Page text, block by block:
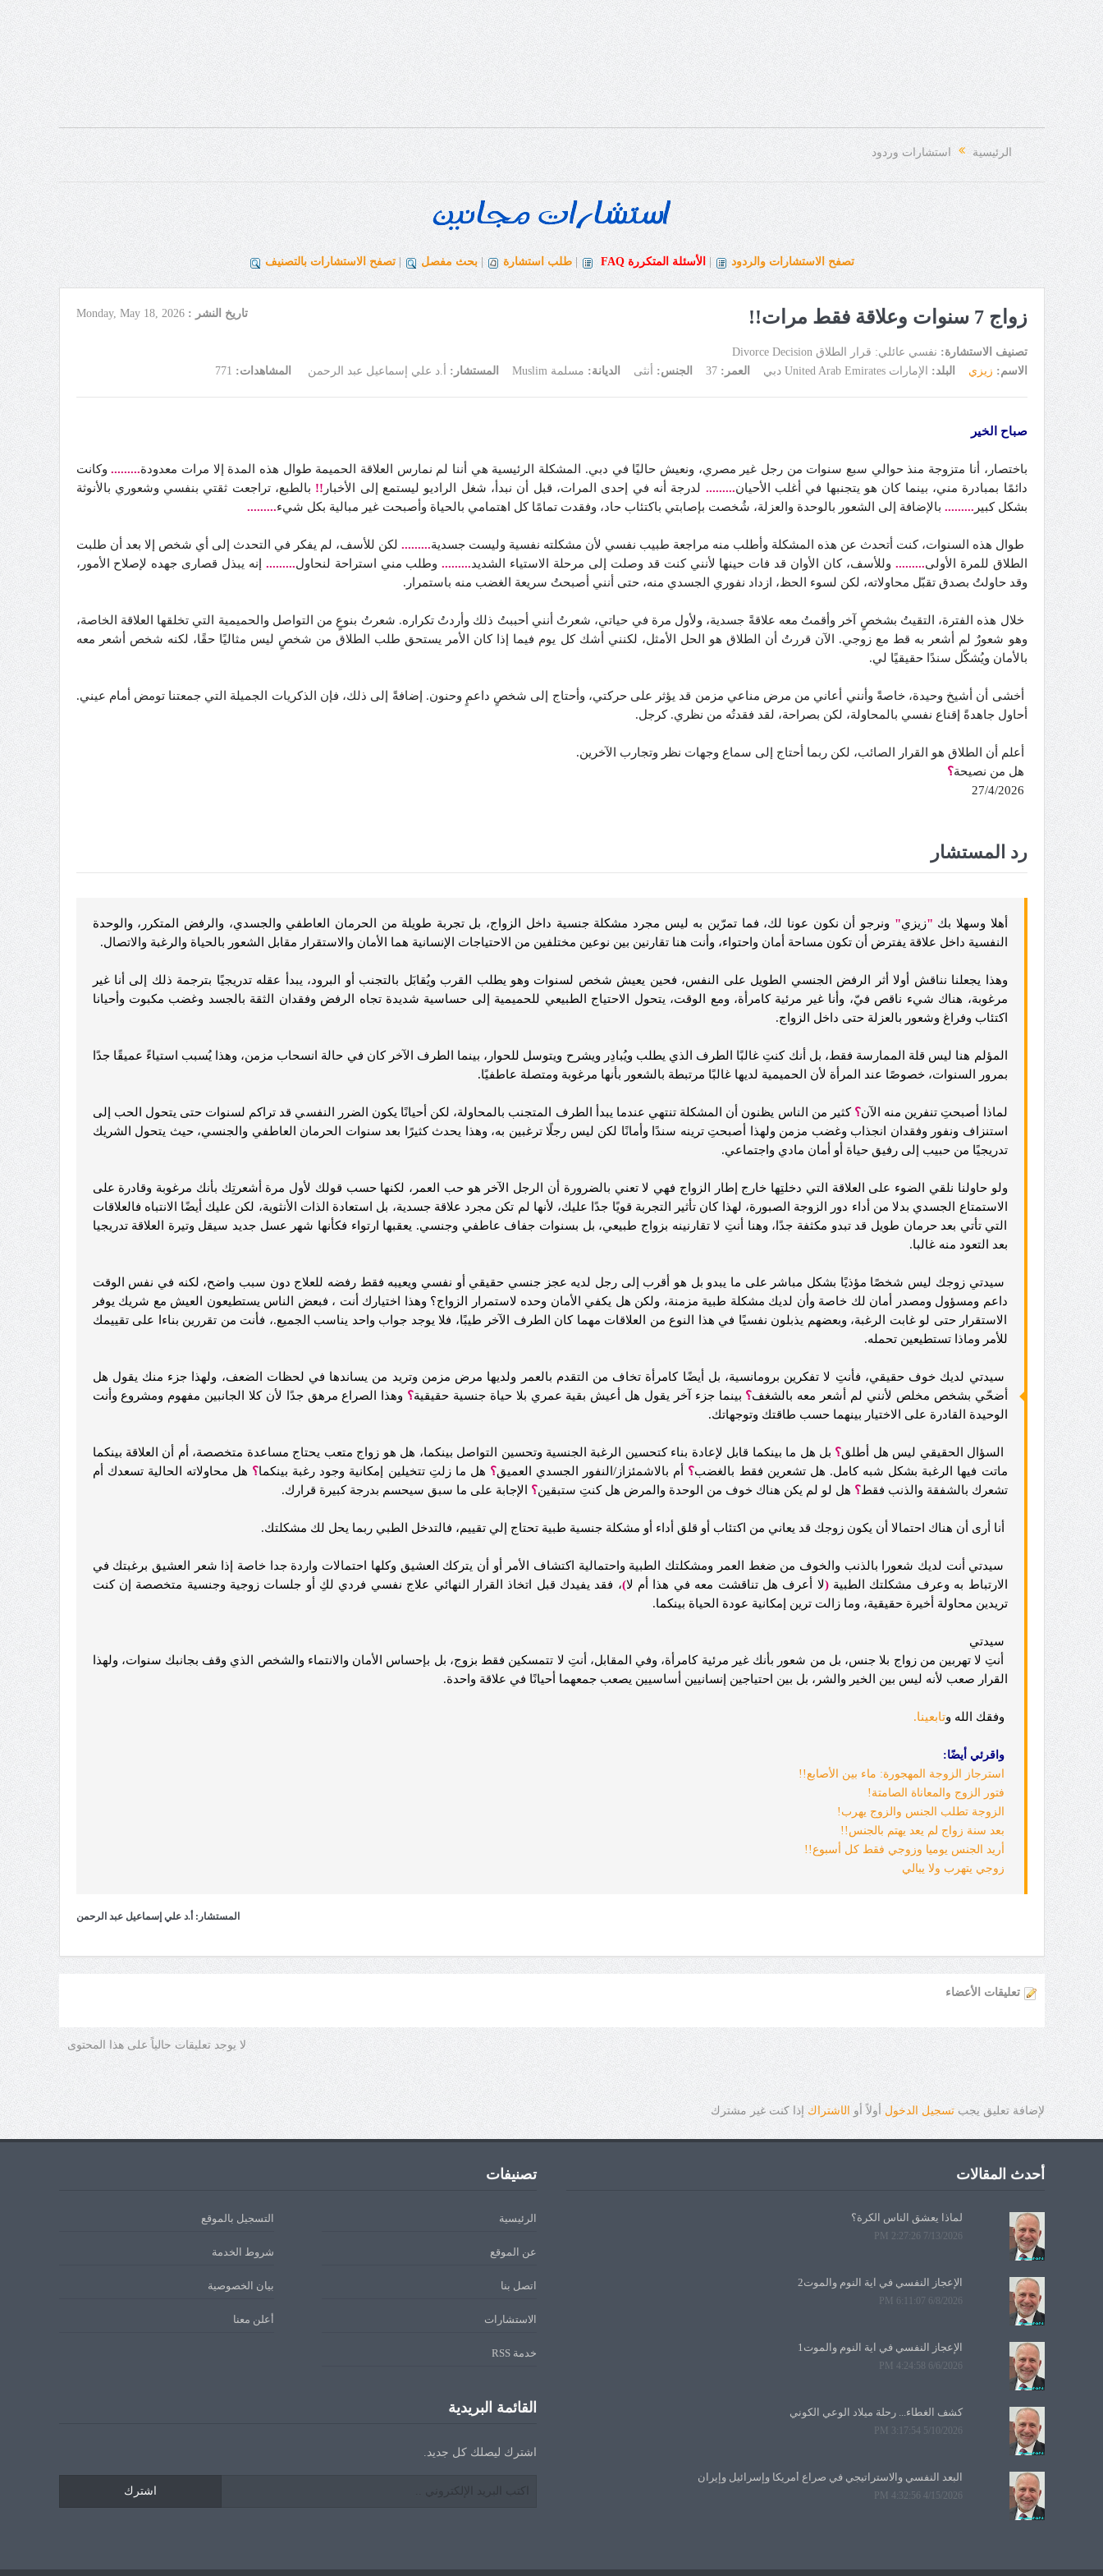
الرئيسية استشارات وردود
تصفح الاستشارات والردود الأسئلة المتكررة FAQ طلب استشارة | بحث مفصل | تصفح الاستشارات بالتصنيف
زواج 7 سنوات وعلاقة فقط مرات!! تاريخ النشر :Monday, May 18, 2026
تصنيف الاستشارة: نفسي عائلي: قرار الطلاق Divorce Decision
الاسم: زيزي البلد: الإمارات United Arab Emirates دبي العمر:37 الجنس: أنثى الديانة: مسلمة Muslim المستشار: أ.د علي إسماعيل عبد الرحمن المشاهدات: 771
صباح الخير
باختصار، أنا متزوجة منذ حوالي سبع سنوات من رجل غير مصري، ونعيش حاليًا في دبي. المشكلة الرئيسية هي أننا لم نمارس العلاقة الحميمة طوال هذه المدة إلا مرات معدودة.........وكانت
دائمًا بمبادرة مني، بينما كان هو يتجنبها في أغلب الأحيان......... لدرجة أنه في إحدى المرات، قبل أن نبدأ، شغل الراديو ليستمع إلى الأخبار !! بالطبع، تراجعت ثقتي بنفسي وشعوري بالأنوثة
بشكل كبير ......... بالإضافة إلى الشعور بالوحدة والعزلة، شُخصت بإصابتي باكتئاب حاد، وفقدت تمامًا كل اهتمامي بالحياة وأصبحت غير مبالية بكل شيء.........
طوال هذه السنوات، كنت أتحدث عن هذه المشكلة وأطلب منه مراجعة طبيب نفسي لأن مشكلته نفسية وليست جسدية......... لكن للأسف، لم يفكر في التحدث إلى أي شخص إلا بعد أن طلبت
الطلاق للمرة الأولى......... وللأسف، كان الأوان قد فات حينها لأنني كنت قد وصلت إلى مرحلة الاستياء الشديد.........وطلب مني استراحة لنحاول......... إنه يبذل قصارى جهده لإصلاح الأمور،
وقد حاولتُ بصدق تقبّل محاولاته، لكن لسوء الحظ، ازداد نفوري الجسدي منه، حتى أنني أصبحتُ سريعة الغضب منه باستمرار.
خلال هذه الفترة، التقيتُ بشخصٍ آخر وأقمتُ معه علاقةً جسدية، ولأول مرة في حياتي، شعرتُ أنني أحببتُ ذلك وأردتُ تكراره. شعرتُ بنوعٍ من التواصل والحميمية التي تخلقها العلاقة الخاصة،
وهو شعورٌ لم أشعر به قط مع زوجي. الآن قررتُ أن الطلاق هو الحل الأمثل، لكنني أشك كل يوم فيما إذا كان الأمر يستحق طلب الطلاق من شخصٍ ليس مثاليًا حقًا، لكنه شخص أشعر معه
بالأمان ويُشكّل سندًا حقيقيًا لي.
أخشى أن أشيخ وحيدة، خاصةً وأنني أعاني من مرض مناعي مزمن قد يؤثر على حركتي، وأحتاج إلى شخصٍ داعمٍ وحنون. إضافةً إلى ذلك، فإن الذكريات الجميلة التي جمعتنا تومض أمام عيني.
أحاول جاهدةً إقناع نفسي بالمحاولة، لكن بصراحة، لقد فقدتُه من نظري. كرجل.
أعلم أن الطلاق هو القرار الصائب، لكن ربما أحتاج إلى سماع وجهات نظر وتجارب الآخرين.
هل من نصيحة؟
27/4/2026
رد المستشار
أهلا وسهلا بك "زيزي" ونرجو أن نكون عونا لك، فما تمرّين به ليس مجرد مشكلة جنسية داخل الزواج، بل تجربة طويلة من الحرمان العاطفي والجسدي، والرفض المتكرر، والوحدة
النفسية داخل علاقة يفترض أن تكون مساحة أمان واحتواء، وأنت هنا تقارنين بين نوعين مختلفين من الاحتياجات الإنسانية هما الأمان والاستقرار مقابل الشعور بالحياة والرغبة والاتصال.
وهذا يجعلنا نناقش أولا أثر الرفض الجنسي الطويل على النفس، فحين يعيش شخص لسنوات وهو يطلب القرب ويُقابَل بالتجنب أو البرود، يبدأ عقله تدريجيًا بترجمة ذلك إلى أنا غير
مرغوبة، هناك شيء ناقص فيّ، وأنا غير مرئية كامرأة، ومع الوقت، يتحول الاحتياج الطبيعي للحميمية إلى حساسية شديدة تجاه الرفض وفقدان الثقة بالجسد وغضب مكبوت وأحيانا
اكتئاب وفراغ وشعور بالعزلة حتى داخل الزواج.
المؤلم هنا ليس قلة الممارسة فقط، بل أنك كنتِ غالبًا الطرف الذي يطلب ويُبادِر ويشرح ويتوسل للحوار، بينما الطرف الآخر كان في حالة انسحاب مزمن، وهذا يُسبب استياءً عميقًا جدًا
بمرور السنوات، خصوصًا عند المرأة لأن الحميمية لديها غالبًا مرتبطة بالشعور بأنها مرغوبة ومتصلة عاطفيًا.
لماذا أصبحتِ تنفرين منه الآن؟ كثير من الناس يظنون أن المشكلة تنتهي عندما يبدأ الطرف المتجنب بالمحاولة، لكن أحيانًا يكون الضرر النفسي قد تراكم لسنوات حتى يتحول الحب إلى
استنزاف ونفور وفقدان انجذاب وغضب مزمن ولهذا أصبحتِ ترينه سندًا وأمانًا لكن ليس رجلًا ترغبين به، وهذا يحدث كثيرًا بعد سنوات الحرمان العاطفي والجنسي، حيث يتحول الشريك
تدريجيًا من حبيب إلى رفيق حياة أو أمان مادي واجتماعي.
ولو حاولنا نلقي الضوء على العلاقة التي دخلتِها خارج إطار الزواج فهي لا تعني بالضرورة أن الرجل الآخر هو حب العمر، لكنها حسب قولك لأول مرة أشعرتِك بأنك مرغوبة وقادرة على
الاستمتاع الجسدي بدلا من أداء دور الزوجة الصبورة، لهذا كان تأثير التجربة قويًا جدًا عليك، لأنها لم تكن مجرد علاقة جسدية، بل استعادة الذات الأنثوية، لكن عليك أيضًا الانتباه فالعلاقات
التي تأتي بعد حرمان طويل قد تبدو مكثفة جدًا، وهنا أنتِ لا تقارنينه بزواج طبيعي، بل بسنوات جفاف عاطفي وجنسي. يعقبها ارتواء فكأنها شهر عسل جديد سيقل وتيرة العلاقة تدريجيا
بعد التعود منه غالبا.
سيدتي زوجك ليس شخصًا مؤذيًا بشكل مباشر على ما يبدو بل هو أقرب إلى رجل لديه عجز جنسي حقيقي أو نفسي ويعيبه فقط رفضه للعلاج دون سبب واضح، لكنه في نفس الوقت
داعم ومسؤول ومصدر أمان لك خاصة وأن لديك مشكلة طبية مزمنة، ولكن هل يكفي الأمان وحده لاستمرار الزواج؟ وهذا اختيارك أنت ، فبعض الناس يستطيعون العيش مع شريك يوفر
الاستقرار حتى لو غابت الرغبة، وبعضهم يذبلون نفسيًا في هذا النوع من العلاقات مهما كان الطرف الآخر طيبًا، فلا يوجد جواب واحد يناسب الجميع.، فأنت من تقررين بناءا على تقييمك
للأمر وماذا تستطيعين تحمله.
سيدتي لديك خوف حقيقي، فأنتِ لا تفكرين برومانسية، بل أيضًا كامرأة تخاف من التقدم بالعمر ولديها مرض مزمن وتريد من يساندها في لحظات الضعف، ولهذا جزء منك يقول هل
أضحّي بشخص مخلص لأنني لم أشعر معه بالشغف؟ بينما جزء آخر يقول هل أعيش بقية عمري بلا حياة جنسية حقيقية؟ وهذا الصراع مرهق جدًا لأن كلا الجانبين مفهوم ومشروع وأنت
الوحيدة القادرة على الاختيار بينهما حسب طاقتك وتوجهاتك.
السؤال الحقيقي ليس هل أطلق؟ بل هل ما بينكما قابل لإعادة بناء كتحسين الرغبة الجنسية وتحسين التواصل بينكما، هل هو زواج متعب يحتاج مساعدة متخصصة، أم أن العلاقة بينكما
ماتت فيها الرغبة بشكل شبه كامل. هل تشعرين فقط بالغضب؟ أم بالاشمئزاز/النفور الجسدي العميق؟ هل ما زلتِ تتخيلين إمكانية وجود رغبة بينكما؟ هل محاولاته الحالية تسعدك أم
تشعرك بالشفقة والذنب فقط؟ هل لو لم يكن هناك خوف من الوحدة والمرض هل كنتِ ستبقين؟ الإجابة على ما سبق سيحسم بدرجة كبيرة قرارك.
أنا أرى أن هناك احتمالا أن يكون زوجك قد يعاني من اكتئاب أو قلق أداء أو مشكلة جنسية طبية تحتاج إلي تقييم، فالتدخل الطبي ربما يحل لك مشكلتك.
سيدتي أنت لديك شعورا بالذنب والخوف من ضغط العمر ومشكلتك الطبية واحتمالية اكتشاف الأمر أو أن يتركك العشيق وكلها احتمالات واردة جدا خاصة إذا شعر العشيق برغبتك في
الارتباط به وعرف مشكلتك الطبية(لا أعرف هل تناقشت معه في هذا أم لا)، فقد يفيدك قبل اتخاذ القرار النهائي علاج نفسي فردي لكِ أو جلسات زوجية وجنسية متخصصة إن كنت
تريدين محاولة أخيرة حقيقية، وما زالت ترين إمكانية عودة الحياة بينكما.
سيدتي
أنتِ لا تهربين من زواج بلا جنس، بل من شعور بأنك غير مرئية كامرأة، وفي المقابل، أنتِ لا تتمسكين فقط بزوج، بل بإحساس الأمان والانتماء والشخص الذي وقف بجانبك سنوات، ولهذا
القرار صعب لأنه ليس بين الخير والشر، بل بين احتياجين إنسانيين أساسيين يصعب جمعهما أحيانًا في علاقة واحدة.
وفقك الله وتابعينا.
واقرئي أيضًا:
استرجاز الزوجة المهجورة: ماء بين الأصابع!!
فتور الزوج والمعاناة الصامتة!
الزوجة تطلب الجنس والزوج يهرب!
بعد سنة زواج لم يعد يهتم بالجنس!!
أريد الجنس يوميا وزوجي فقط كل أسبوع!!
زوجي يتهرب ولا يبالي
المستشار: أ.د علي إسماعيل عبد الرحمن
تعليقات الأعضاء
لا يوجد تعليقات حالياً على هذا المحتوى
لإضافة تعليق يجبتسجيل الدخول أولاً أو الاشتراك إذا كنت غير مشترك
أحدث المقالات
لماذا يعشق الناس الكرة؟
7/13/2026 2:27:26 PM
الإعجاز النفسي في آية النوم والموت2
6/8/2026 6:11:07 PM
الإعجاز النفسي في آية النوم والموت1
6/6/2026 4:24:58 PM
كشف الغطاء... رحلة ميلاد الوعي الكوني
5/10/2026 3:17:54 PM
البعد النفسي والاستراتيجي في صراع أمريكا وإسرائيل وإيران
4/15/2026 4:32:56 PM
تصنيفات
الرئيسية التسجيل بالموقع
عن الموقع شروط الخدمة
اتصل بنا بيان الخصوصية
الاستشارات أعلن معنا
خدمة RSS
القائمة البريدية
اشترك ليصلك كل جديد.
اشترك